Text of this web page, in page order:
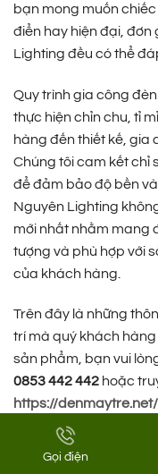
Gọi điện
bạn mong muốn
điển hay hiện đại,
Lighting đều có thể
Quy trình gia công
thực hiện chỉn chu, tỉ
hàng đến thiết kế, gia
Chúng tôi cam kết chỉ
để đảm bảo độ bền
Nguyên Lighting
mới nhất nhằm mang
tượng và phù hợp với
của khách hàng.
Trên đây là những
trí mà quý khách
sản phẩm, bạn vui
0853 442 442 hoặc
https://denmaytre.net/